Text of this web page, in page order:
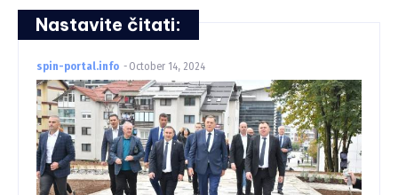
Nastavite čitati:
spin-portal.info - October 14, 2024